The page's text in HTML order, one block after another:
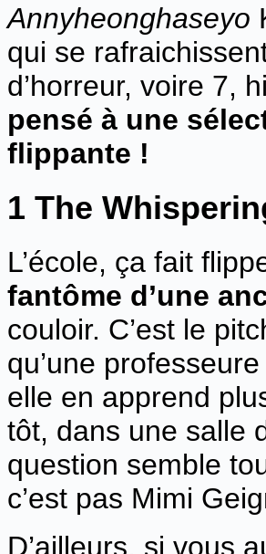
Annyheonghaseyo
qui se
d’horreur, voire 7,
pensé à une
flippante !
1 The
L’école, ça fait
fantôme d’une
couloir. C’est le
qu’une
elle en apprend
tôt, dans une salle
question semble
c’est pas Mimi
D’ailleurs, si vous